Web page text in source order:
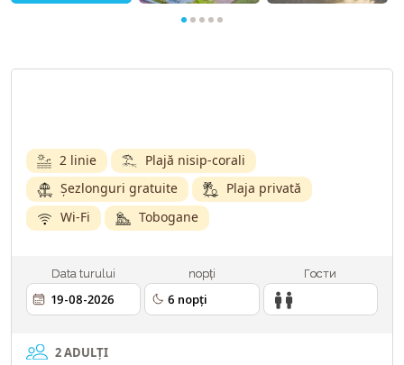
2 linie
Plajă nisip-corali
Șezlonguri gratuite
Plaja privată
Wi-Fi
Tobogane
Data turului nopți Гости
2 ADULȚI